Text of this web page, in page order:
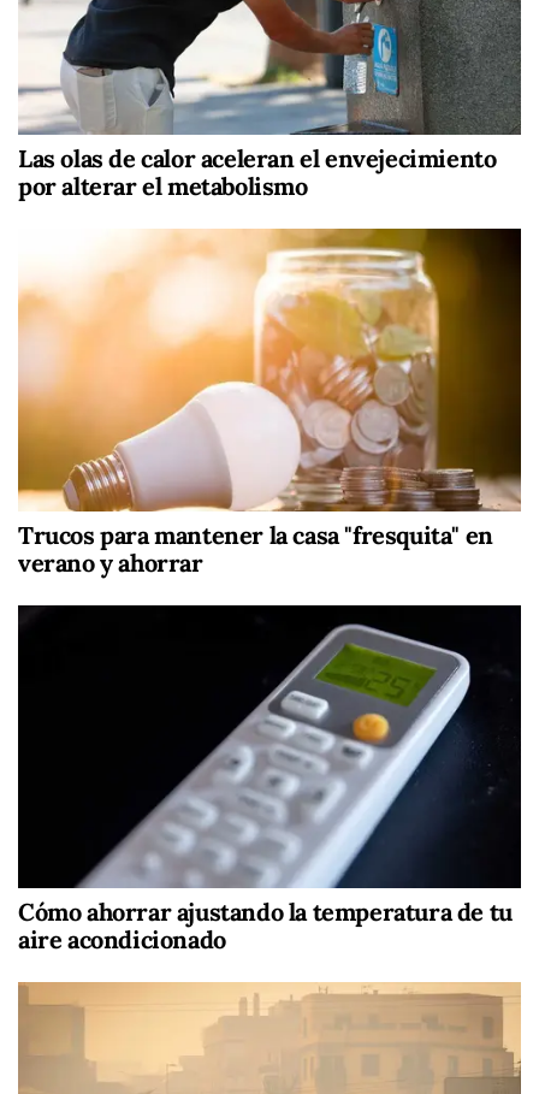
Las olas de calor aceleran el envejecimiento
por alterar el metabolismo
Trucos para mantener la casa "fresquita" en
verano y ahorrar
Cómo ahorrar ajustando la temperatura de tu
aire acondicionado